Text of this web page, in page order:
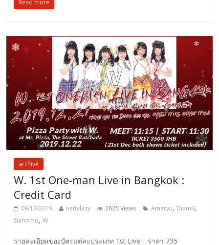
Read more
archive
W. 1st One-man Live in Bangkok :
Credit Card
08/12/2019 nettylazy 2625 Views Ameryu, Diam9,
Sumomo,W
รายละเอียดของบัตรแต่ละประเภท 1st Live : ราคา 735